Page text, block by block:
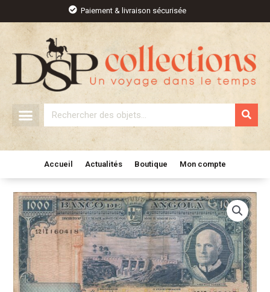
contenu
Paiement & livraison sécurisée
Rechercher
Accueil Actualités Boutique Mon compte